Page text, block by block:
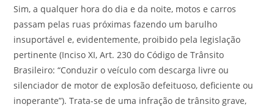
Sim, a qualquer hora do dia e da noite, motos e carros
passam pelas ruas próximas fazendo um barulho
insuportável e, evidentemente, proibido pela legislação
pertinente (Inciso XI, Art. 230 do Código de Trânsito
Brasileiro: “Conduzir o veículo com descarga livre ou
silenciador de motor de explosão defeituoso, deficiente ou
inoperante”). Trata-se de uma infração de trânsito grave,